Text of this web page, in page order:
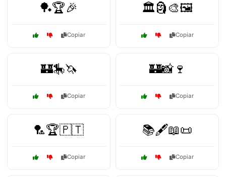
🏓🏆🎉
Copiar
🏛️🗿🎨🖼️
Copiar
🏰🎠🦄
Copiar
🏰📸🍷
Copiar
🏸🏆🇵🇹
Copiar
📚🖋️📖📜
Copiar